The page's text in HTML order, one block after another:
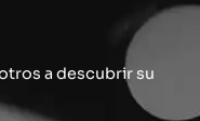
a descubrir su